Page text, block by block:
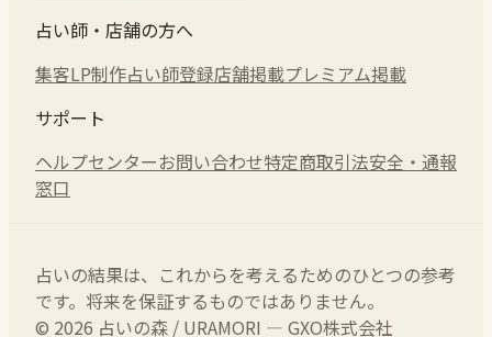
占い師・店舗の方へ
集客LP制作占い師登録店舗掲載プレミアム掲載
サポート
ヘルプセンターお問い合わせ特定商取引法安全・通報
窓口
占いの結果は、これからを考えるためのひとつの参考
です。将来を保証するものではありません。
© 2026 占いの森 / URAMORI — GXO株式会社